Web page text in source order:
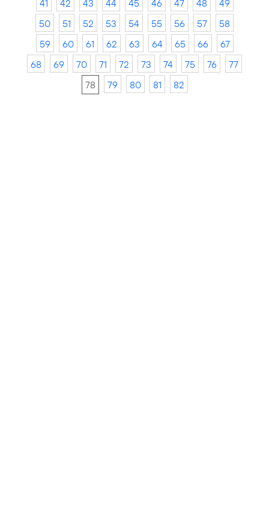
41
42 43 44 45 46 47 48
49
50
51 52 53 54 55 56 57
58
59
60 61 62 63 64 65 66
67
68
69 70 71 72 73 74 75 76
77
78
79 80 81 82